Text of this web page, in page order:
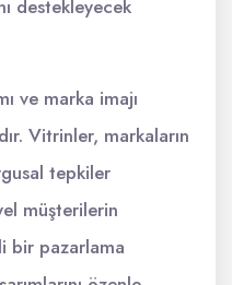
destekleyecek
ve marka imajı
Vitrinler, markaların
tepkiler
müşterilerin
bir pazarlama